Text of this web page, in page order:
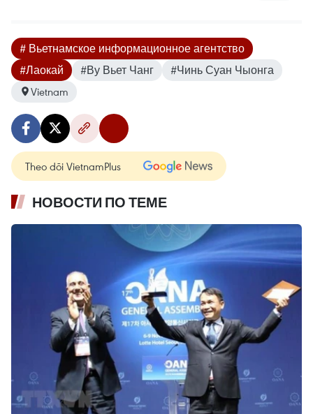
# Вьетнамское информационное агентство
#Лаокай
#Ву Вьет Чанг
#Чинь Суан Чыонга
Vietnam
Theo dõi VietnamPlus
НОВОСТИ ПО ТЕМЕ